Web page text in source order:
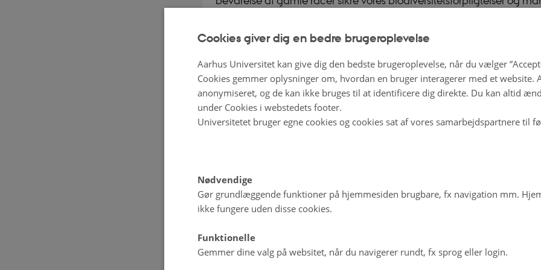
smag eller tekstur, når produkter produceres med en høj andel
workshop i regi af SOBcows.
På dagens workshop kom det frem, at mejeriprodukters smag, lugt og
potentielt påvirkes af fedtsyreprofilen. Fedtrige produkter som smør,
meget man skubber andelen af umættede fedtsyrer.
fortælling, de gamle racer repræsenterer, eller om mejerierne sætter
niveauet af umættede fedtsyrer, så afhænger potentialet af, om
Cookies giver dig en bedre brugeroplevelse
Aarhus Universitet kan give dig den bedste brugeroplevelse, når du vælger
Cookies gemmer oplysninger om, hvordan en bruger interagerer med et website.
anonymiseret, og de kan ikke bruges til at identificere dig direkte. Du kan altid
under Cookies i webstedets footer.
Universitetet bruger egne cookies og cookies sat af vores samarbejdspartnere til
Nødvendige
Gør grundlæggende funktioner på hjemmesiden brugbare, fx navigation mm.
ikke fungere uden disse cookies.
Funktionelle
Gemmer dine valg på websitet, når du navigerer rundt, fx sprog eller login.